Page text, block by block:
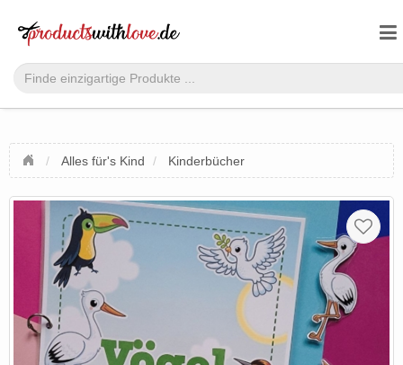
Alles für's Kind Kinderbücher